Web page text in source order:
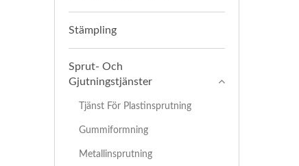
Stämpling
Sprut- Och
Gjutningstjänster
Tjänst För Plastinsprutning
Gummiformning
Metallinsprutning